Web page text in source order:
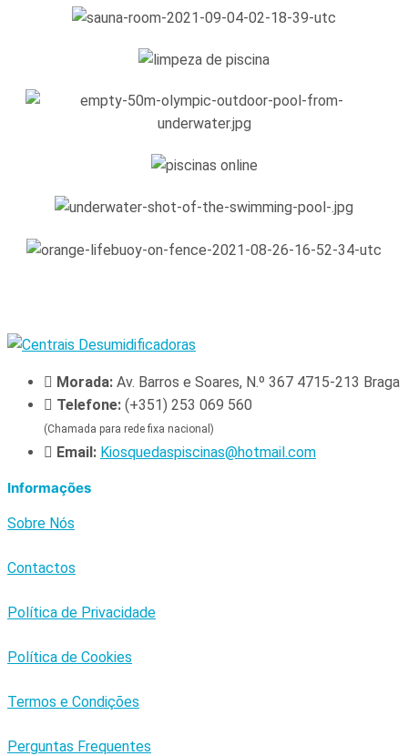
Morada: Av. Barros e Soares, N.º 367 4715-213 Braga
Telefone: (+351) 253 069 560
(Chamada para rede fixa nacional)
Email: Kiosquedaspiscinas@hotmail.com
Informações
Sobre Nós
Contactos
Política de Privacidade
Política de Cookies
Termos e Condições
Perguntas Frequentes